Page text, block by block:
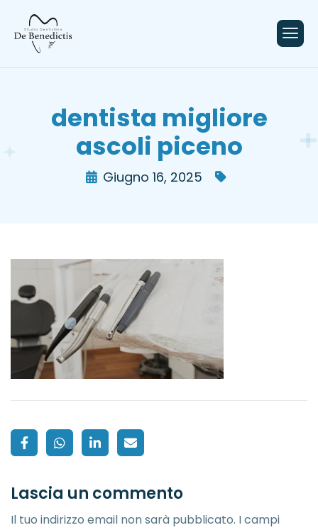
dentista migliore
ascoli piceno
Giugno 16, 2025
Lascia un commento
Il tuo indirizzo email non sarà pubblicato. I campi